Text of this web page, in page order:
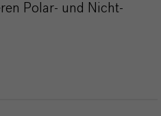
Polar- und Nicht-